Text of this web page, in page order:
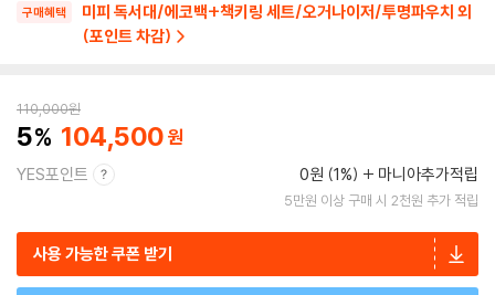
구매혜택
미피 독서대/에코백+책키링 세트/오거나이저/투명파우치 외
(포인트 차감)
110,000원
5 104,500
YES포인트 0원 (1%) 마니아추가적립
5만원 이상 구매 시 2천원 추가 적립
사용 가능한 쿠폰 받기